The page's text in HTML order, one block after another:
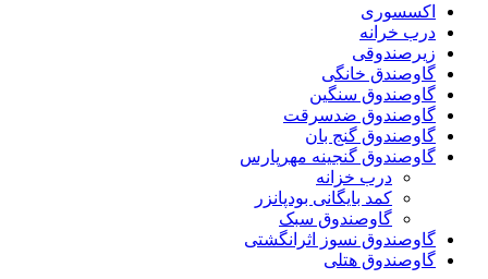
اکسسوری
درب خرانه
زیرصندوقی
گاوصندق خانگی
گاوصندوق سنگین
گاوصندوق ضدسرقت
گاوصندوق گنج بان
گاوصندوق گنجینه مهرپارس
درب خزانه
کمد بایگانی بودپانزر
گاوصندوق سبک
گاوصندوق نسوز اثرانگشتی
گاوصندوق هتلی